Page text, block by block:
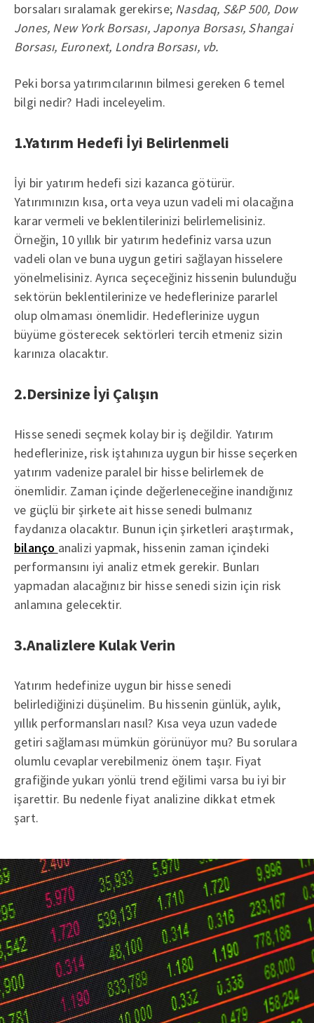
borsaları sıralamak gerekirse; Nasdaq, S&P 500, Dow
Jones, New York Borsası, Japonya Borsası, Shangai
Borsası, Euronext, Londra Borsası, vb.
Peki borsa yatırımcılarının bilmesi gereken 6 temel
bilgi nedir? Hadi inceleyelim.
1.Yatırım Hedefi İyi Belirlenmeli
İyi bir yatırım hedefi sizi kazanca götürür.
Yatırımınızın kısa, orta veya uzun vadeli mi olacağına
karar vermeli ve beklentilerinizi belirlemelisiniz.
Örneğin, 10 yıllık bir yatırım hedefiniz varsa uzun
vadeli olan ve buna uygun getiri sağlayan hisselere
yönelmelisiniz. Ayrıca seçeceğiniz hissenin bulunduğu
sektörün beklentilerinize ve hedeflerinize pararlel
olup olmaması önemlidir. Hedeflerinize uygun
büyüme gösterecek sektörleri tercih etmeniz sizin
karınıza olacaktır.
2.Dersinize İyi Çalışın
Hisse senedi seçmek kolay bir iş değildir. Yatırım
hedeflerinize, risk iştahınıza uygun bir hisse seçerken
yatırım vadenize paralel bir hisse belirlemek de
önemlidir. Zaman içinde değerleneceğine inandığınız
ve güçlü bir şirkete ait hisse senedi bulmanız
faydanıza olacaktır. Bunun için şirketleri araştırmak,
bilanço analizi yapmak, hissenin zaman içindeki
performansını iyi analiz etmek gerekir. Bunları
yapmadan alacağınız bir hisse senedi sizin için risk
anlamına gelecektir.
3.Analizlere Kulak Verin
Yatırım hedefinize uygun bir hisse senedi
belirlediğinizi düşünelim. Bu hissenin günlük, aylık,
yıllık performansları nasıl? Kısa veya uzun vadede
getiri sağlaması mümkün görünüyor mu? Bu sorulara
olumlu cevaplar verebilmeniz önem taşır. Fiyat
grafiğinde yukarı yönlü trend eğilimi varsa bu iyi bir
işarettir. Bu nedenle fiyat analizine dikkat etmek
şart.